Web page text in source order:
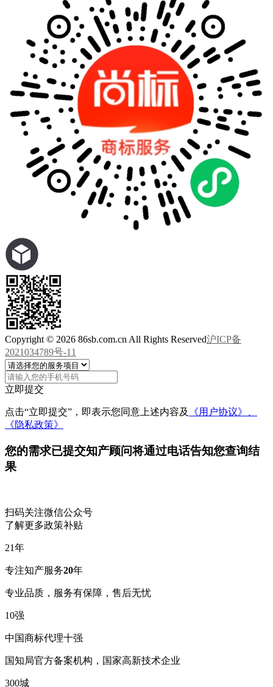
Copyright © 2026 86sb.com.cn All Rights Reserved沪ICP备
2021034789号-11
立即提交
点击“立即提交”，即表示您同意上述内容及
《用户协议》、
《隐私政策》
您的需求已提交知产顾问将通过电话告知您查询结
果
扫码关注微信公众号
了解更多政策补贴
21年
专注知产服务20年
专业品质，服务有保障，售后无忧
10强
中国商标代理十强
国知局官方备案机构，国家高新技术企业
300城